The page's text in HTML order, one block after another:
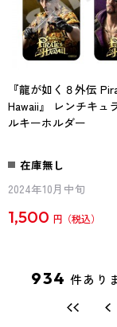
『龍が如く８外伝
Hawaii』 レンチキュ
ルキーホルダー
在庫無し
2024年10月中旬
1,500 円
934 件あり